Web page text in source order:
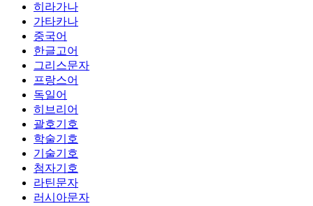
히라가나
가타카나
중국어
한글고어
그리스문자
프랑스어
독일어
히브리어
괄호기호
학술기호
기술기호
첨자기호
라틴문자
러시아문자